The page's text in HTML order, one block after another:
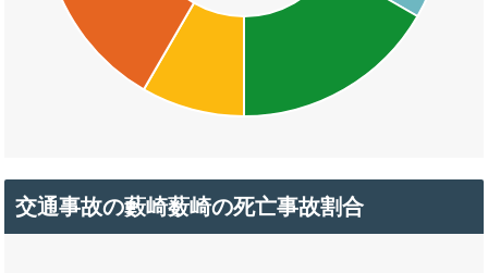
交通事故の藪崎薮崎の死亡事故割合